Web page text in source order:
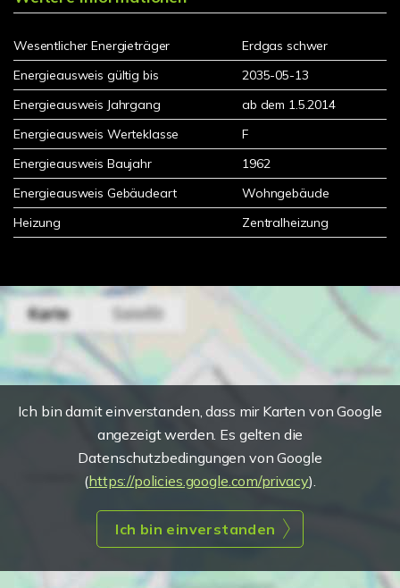
Wesentlicher Energieträger
Erdgas schwer
Energieausweis gültig bis
2035-05-13
Energieausweis Jahrgang
ab dem 1.5.2014
Energieausweis Werteklasse
F
Energieausweis Baujahr
1962
Energieausweis Gebäudeart
Wohngebäude
Heizung
Zentralheizung
Ich bin damit einverstanden, dass mir Karten von Google
angezeigt werden. Es gelten die
Datenschutzbedingungen von Google
(https://policies.google.com/privacy).
Ich bin einverstanden